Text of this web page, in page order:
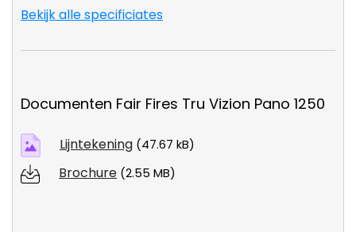
Bekijk alle specificiates
Documenten Fair Fires Tru Vizion Pano 1250
Lijntekening (47.67 kB)
Brochure (2.55 MB)